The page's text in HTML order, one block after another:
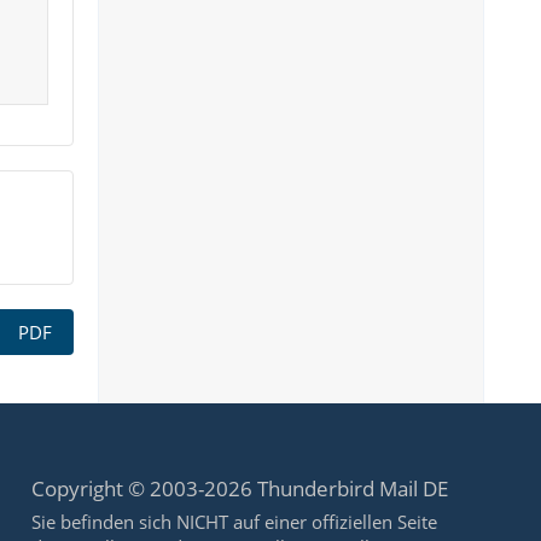
PDF
Copyright © 2003-2026 Thunderbird Mail DE
Sie befinden sich NICHT auf einer offiziellen Seite